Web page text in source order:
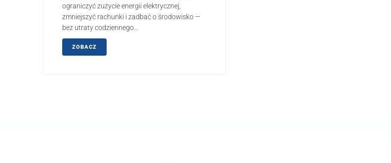
ograniczyć zużycie energii elektrycznej,
zmniejszyć rachunki i zadbać o środowisko —
bez utraty codziennego...
ZOBACZ